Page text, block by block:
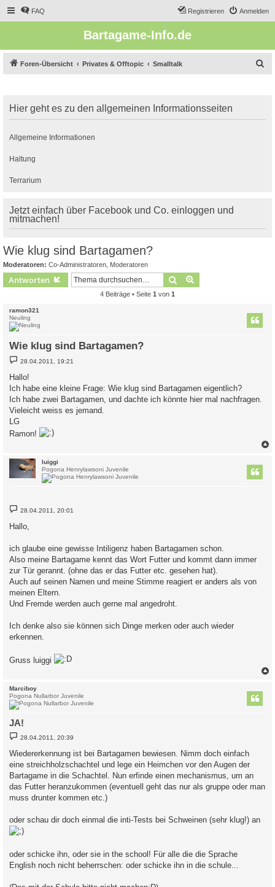
FAQ Anmelden
Registrieren
Bartagame-Info.de
Foren-Übersicht Privates & Offtopic Smalltalk
e
Hier geht es zu den allgemeinen Informationsseiten
Allgemeine Informationen
Haltung
Terrarium
Jetzt einfach über Facebook und Co. einloggen und
mitmachen!
Wie klug sind Bartagamen?
Moderatoren: Co-Administratoren Moderatoren
Antworten Suche
4 Beiträge • Seite 1 von 1
ramon321
Neuling
Wie klug sind Bartagamen?
B
e
i
t
r
g
28.04.2011, 19:21
Hallo!
Ich habe eine kleine Frage: Wie klug sind Bartagamen eigentlich?
Ich habe zwei Bartagamen, und dachte ich könnte hier mal nachfragen.
Vieleicht weiss es jemand.
LG
Ramon!
luiggi
Pogona Henrylawsoni Juvenile
B
e
i
t
g
28.04.2011, 20:01
Hallo,
ich glaube eine gewisse Intiligenz haben Bartagamen schon.
Also meine Bartagame kennt das Wort Futter und kommt dann immer
zur Tür gerannt. (ohne das er das Futter etc. gesehen hat).
Auch auf seinen Namen und meine Stimme reagiert er anders als von
meinen Eltern.
Und Fremde werden auch gerne mal angedroht.
Ich denke also sie können sich Dinge merken oder auch wieder
erkennen.
Gruss luiggi
Marciboy
Pogona Nullarbor Juvenile
JA!
B
e
t
r
g
28.04.2011, 20:39
Wiedererkennung ist bei Bartagamen bewiesen. Nimm doch einfach
eine streichholzschachtel und lege ein Heimchen vor den Augen der
Bartagame in die Schachtel. Nun erfinde einen mechanismus, um an
das Futter heranzukommen (eventuell geht das nur als gruppe oder man
muss drunter kommen etc.)
oder schau dir doch einmal die inti-Tests bei Schweinen (sehr klug!) an
oder schicke ihn, oder sie in the school! Für alle die die Sprache
English noch nicht beherrschen: oder schicke ihn in die schule...